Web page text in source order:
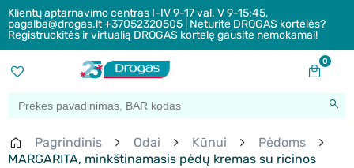
Klientų aptarnavimo centras I-IV 9-17 val. V 9-15:45,
pagalba@drogas.lt +37052320505 | Neturite DROGAS kortelės?
Registruokitės ir virtualią DROGAS kortelę gausite nemokamai!
0
Pagrindinis Odai Kūnui
Pėdoms
MARGARITA, minkštinamasis pėdų kremas su ricinos